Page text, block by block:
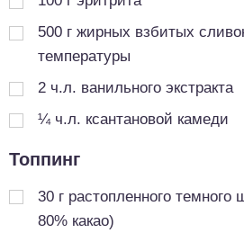
500 г жирных взбитых
температуры
2 ч.л. ванильного экстракта
¼ ч.л. ксантановой камеди
Топпинг
30 г растопленного
80% какао)